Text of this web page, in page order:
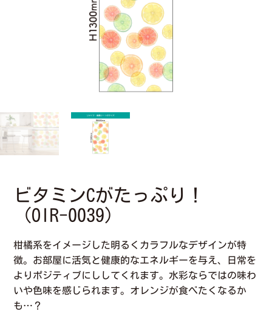
ビタミンCがたっぷり！
（OIR-0039）
柑橘系をイメージした明るくカラフルなデザインが特
徴。お部屋に活気と健康的なエネルギーを与え、日常を
よりポジティブにししてくれます。水彩ならではの味わ
いや色味を感じられます。オレンジが食べたくなるか
も…？